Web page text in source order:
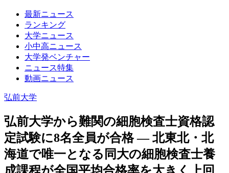
最新ニュース
ランキング
大学ニュース
小中高ニュース
大学発ベンチャー
ニュース特集
動画ニュース
弘前大学
弘前大学から難関の細胞検査士資格認
定試験に8名全員が合格 — 北東北・北
海道で唯一となる同大の細胞検査士養